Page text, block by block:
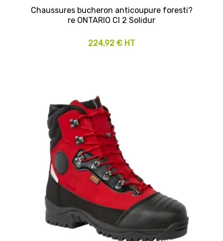
Chaussures bucheron anticoupure foresti?
re ONTARIO Cl 2 Solidur
224,92 € HT